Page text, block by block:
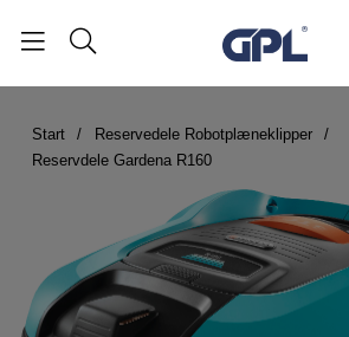
Start
Reservedele Robotplæneklipper
Reservdele Gardena R160